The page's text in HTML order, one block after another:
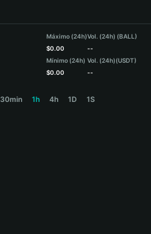
Máximo (24h)
$0.00
Mínimo (24h)
$0.00
Vol. (24h) (BALL)
--
Vol. (24h)(USDT)
--
30min 1h 4h 1D 1S